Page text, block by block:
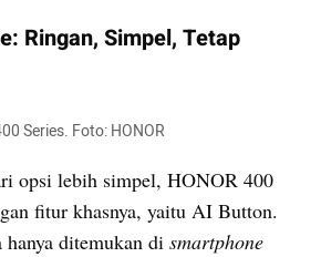
Ringan, Simpel, Tetap
Series. Foto: HONOR
opsi lebih simpel, HONOR 400
fitur khasnya, yaitu AI Button.
ditemukan di smartphone